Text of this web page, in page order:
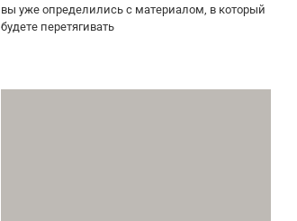
вы уже определились с материалом, в который
будете перетягивать